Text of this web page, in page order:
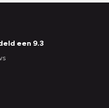
een 9.3